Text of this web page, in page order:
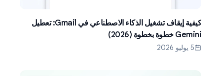
كيفية إيقاف تشغيل الذكاء الاصطناعي في Gmail: تعطيل
Gemini خطوة بخطوة (2026)
5 يوليو 2026